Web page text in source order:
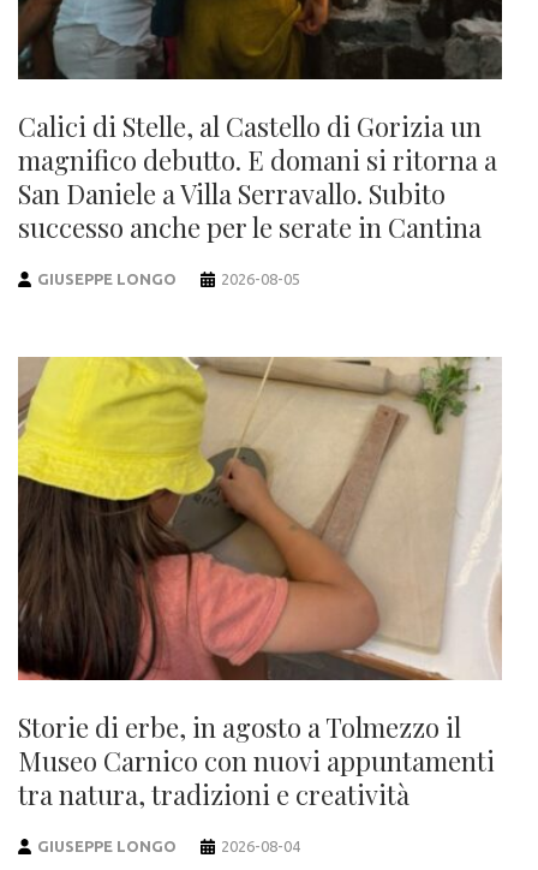
Calici di Stelle, al Castello di Gorizia un
magnifico debutto. E domani si ritorna a
San Daniele a Villa Serravallo. Subito
successo anche per le serate in Cantina
GIUSEPPE LONGO 2026-08-05
Storie di erbe, in agosto a Tolmezzo il
Museo Carnico con nuovi appuntamenti
tra natura, tradizioni e creatività
GIUSEPPE LONGO 2026-08-04